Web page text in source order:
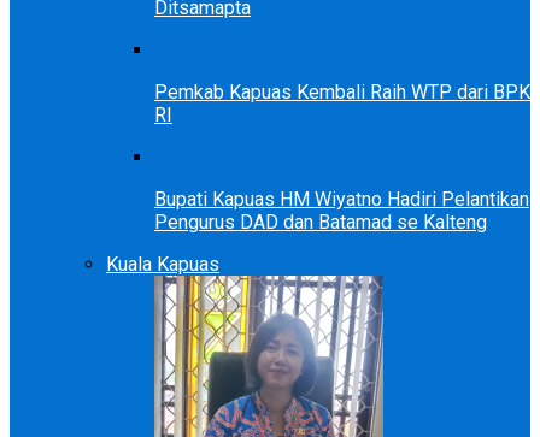
Ditsamapta
Pemkab Kapuas Kembali Raih WTP dari BPK
RI
Bupati Kapuas HM Wiyatno Hadiri Pelantikan
Pengurus DAD dan Batamad se Kalteng
Kuala Kapuas